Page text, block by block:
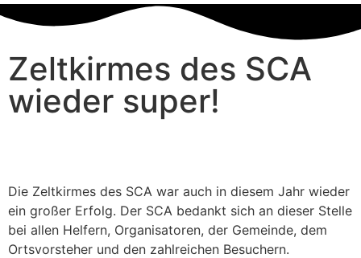
Zeltkirmes des SCA
wieder super!
Die Zeltkirmes des SCA war auch in diesem Jahr wieder
ein großer Erfolg. Der SCA bedankt sich an dieser Stelle
bei allen Helfern, Organisatoren, der Gemeinde, dem
Ortsvorsteher und den zahlreichen Besuchern.